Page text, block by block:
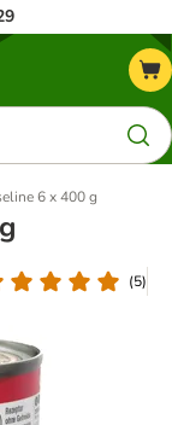
6 x 400 g
(5)